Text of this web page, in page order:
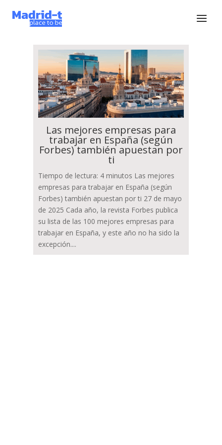
Las mejores empresas para
trabajar en España (según
Forbes) también apuestan por
ti
Tiempo de lectura: 4 minutos Las mejores
empresas para trabajar en España (según
Forbes) también apuestan por ti 27 de mayo
de 2025 Cada año, la revista Forbes publica
su lista de las 100 mejores empresas para
trabajar en España, y este año no ha sido la
excepción....